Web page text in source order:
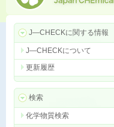
J―CHECKに関する情報
J―CHECKについて
更新履歴
検索
化学物質検索